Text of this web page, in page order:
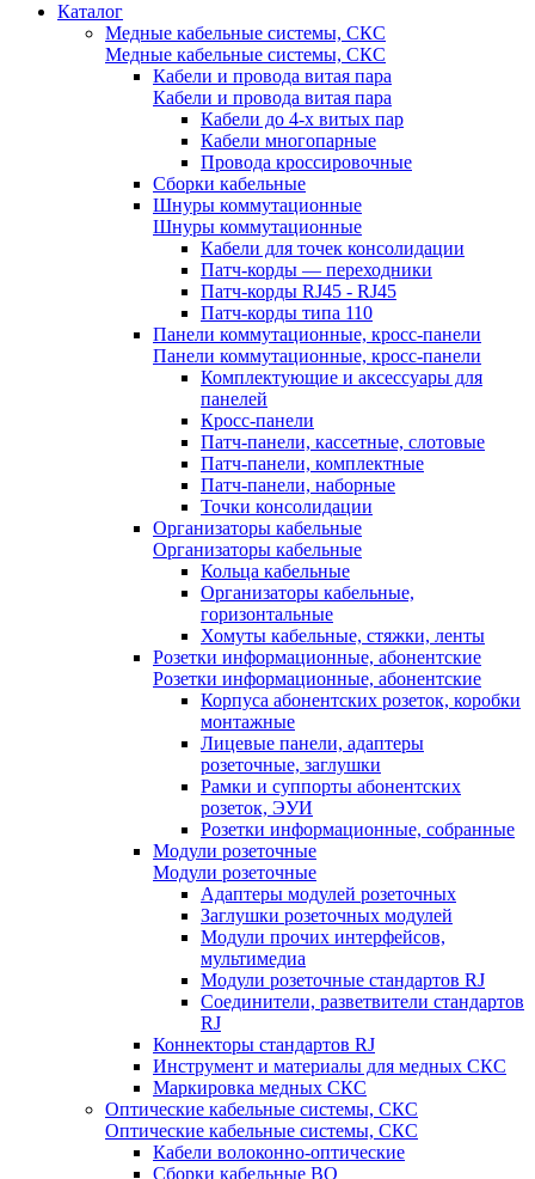
Каталог
Медные кабельные системы, СКС
Медные кабельные системы, СКС
Кабели и провода витая пара
Кабели и провода витая пара
Кабели до 4-х витых пар
Кабели многопарные
Провода кроссировочные
Сборки кабельные
Шнуры коммутационные
Шнуры коммутационные
Кабели для точек консолидации
Патч-корды — переходники
Патч-корды RJ45 - RJ45
Патч-корды типа 110
Панели коммутационные, кросс-панели
Панели коммутационные, кросс-панели
Комплектующие и аксессуары для
панелей
Кросс-панели
Патч-панели, кассетные, слотовые
Патч-панели, комплектные
Патч-панели, наборные
Точки консолидации
Организаторы кабельные
Организаторы кабельные
Кольца кабельные
Организаторы кабельные,
горизонтальные
Хомуты кабельные, стяжки, ленты
Розетки информационные, абонентские
Розетки информационные, абонентские
Корпуса абонентских розеток, коробки
монтажные
Лицевые панели, адаптеры
розеточные, заглушки
Рамки и суппорты абонентских
розеток, ЭУИ
Розетки информационные, собранные
Модули розеточные
Модули розеточные
Адаптеры модулей розеточных
Заглушки розеточных модулей
Модули прочих интерфейсов,
мультимедиа
Модули розеточные стандартов RJ
Соединители, разветвители стандартов
RJ
Коннекторы стандартов RJ
Инструмент и материалы для медных СКС
Маркировка медных СКС
Оптические кабельные системы, СКС
Оптические кабельные системы, СКС
Кабели волоконно-оптические
Сборки кабельные ВО